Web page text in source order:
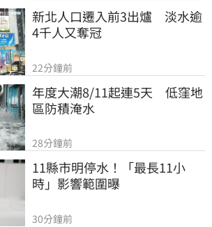
新北人口遷入前3出爐　淡水逾
4千人又奪冠
22分鐘前
年度大潮8/11起連5天　低窪地
區防積淹水
28分鐘前
11縣市明停水！「最長11小
時」影響範圍曝
30分鐘前